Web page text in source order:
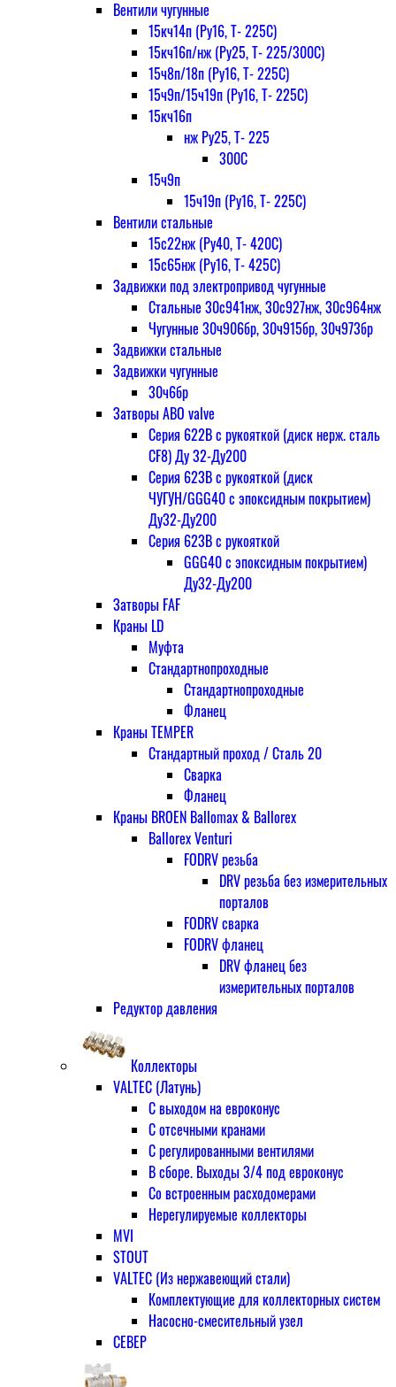
Вентили чугунные
15кч14п (Ру16, Т- 225С)
15кч16п/нж (Ру25, Т- 225/300С)
15ч8п/18п (Ру16, Т- 225С)
15ч9п/15ч19п (Ру16, Т- 225С)
15кч16п
нж Ру25, Т- 225
300С
15ч9п
15ч19п (Ру16, Т- 225С)
Вентили стальные
15с22нж (Ру40, Т- 420С)
15с65нж (Ру16, Т- 425С)
Задвижки под электропривод чугунные
Стальные 30с941нж, 30с927нж, 30с964нж
Чугунные 30ч906бр, 30ч915бр, 30ч973бр
Задвижки стальные
Задвижки чугунные
30ч6бр
Затворы ABO valve
Серия 622В с рукояткой (диск нерж. сталь
CF8) Ду 32-Ду200
Серия 623В с рукояткой (диск
ЧУГУН/GGG40 с эпоксидным покрытием)
Ду32-Ду200
Серия 623В с рукояткой
GGG40 с эпоксидным покрытием)
Ду32-Ду200
Затворы FAF
Краны LD
Муфта
Стандартнопроходные
Стандартнопроходные
Фланец
Краны TEMPER
Стандартный проход / Cталь 20
Сварка
Фланец
Краны BROEN Ballomax & Ballorex
Ballorex Venturi
FODRV резьба
DRV резьба без измерительных
порталов
FODRV сварка
FODRV фланец
DRV фланец без
измерительных порталов
Редуктор давления
Коллекторы
VALTEC (Латунь)
С выходом на евроконус
С отсечными кранами
С регулированными вентилями
В сборе. Выходы 3/4 под евроконус
Со встроенным расходомерами
Нерегулируемые коллекторы
MVI
STOUT
VALTEC (Из нержавеющий стали)
Комплектующие для коллекторных систем
Насосно-смесительный узел
СЕВЕР